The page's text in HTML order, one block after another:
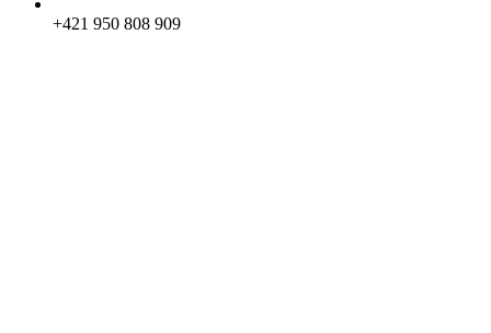
+421 950 808 909